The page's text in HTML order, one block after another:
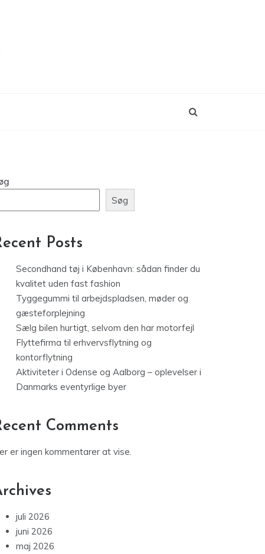
Søg
Posts
Secondhand tøj i København: sådan finder du
kvalitet uden fast fashion
Tyggegummi til arbejdspladsen, møder og
gæsteforplejning
Sælg bilen hurtigt, selvom den har motorfejl
Flyttefirma til erhvervsflytning og
kontorflytning
Aktiviteter i Odense og Aalborg – oplevelser i
Danmarks eventyrlige byer
Comments
er ingen kommentarer at vise.
juli 2026
juni 2026
maj 2026